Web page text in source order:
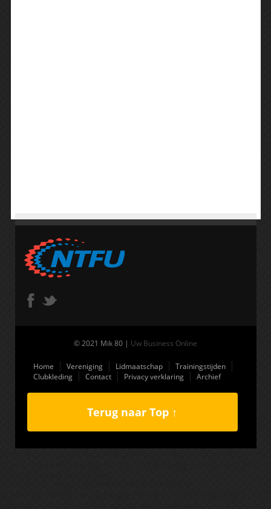
© 2021 Mik 80 | Uw Business Online
Home Vereniging Lidmaatschap
Trainingstijden
Clubkleding
Contact Privacy verklaring Archief
Terug naar Top ↑